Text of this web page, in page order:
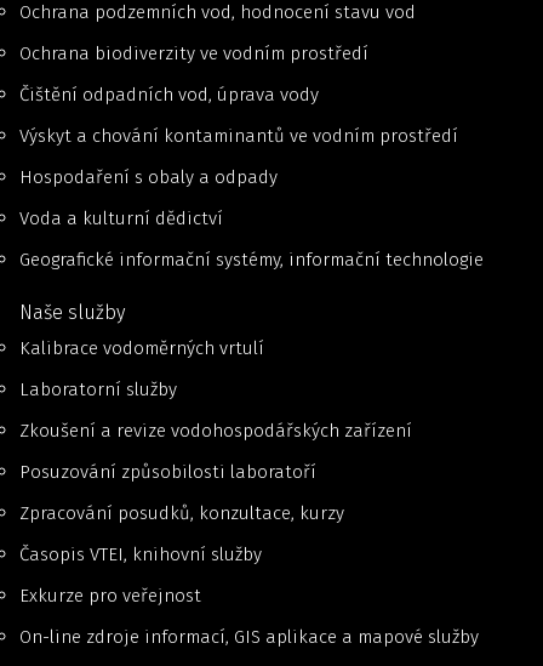
Ochrana podzemních vod, hodnocení stavu vod
Ochrana biodiverzity ve vodním prostředí
Čištění odpadních vod, úprava vody
Výskyt a chování kontaminantů ve vodním prostředí
Hospodaření s obaly a odpady
Voda a kulturní dědictví
Geografické informační systémy, informační technologie
Naše služby
Kalibrace vodoměrných vrtulí
Laboratorní služby
Zkoušení a revize vodohospodářských zařízení
Posuzování způsobilosti laboratoří
Zpracování posudků, konzultace, kurzy
Časopis VTEI, knihovní služby
Exkurze pro veřejnost
On-line zdroje informací, GIS aplikace a mapové služby